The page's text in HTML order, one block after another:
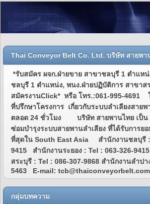
Thai Conveyor Belt Co. Ltd. บริษัท สายพา
*รับสมัคร ผจก.ฝ่ายขาย สาขาชลบุรี 1 ตำแห
ชลบุรี 1 ตำแหน่ง, พนง.ฝ่ายปฏิบัติการ สาขาส
สมัครงานClick* หรือ โทร.:061-995-4691
ที่ปรึกษาโครงการ เกี่ยวกับระบบลำเลียงสายพ
ตลอด 24 ชั่วโมง บริษัท สายพานไทย เป็น
ซ่อมบำรุงระบบสายพานลำเลียง ที่ได้รับการย
ที่สุดใน South East Asia สำนักงานชลบุรี :
9415 สำนักงานระยอง : Tel : 063-326-
สระบุรี : Tel : 086-307-9868 สำนักงานลำปา
5463 E-mail: tcb@thaiconveyorbelt.com
กลุ่มบทความ